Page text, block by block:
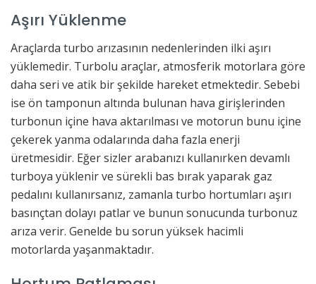
Aşırı Yüklenme
Araçlarda turbo arızasının nedenlerinden ilki aşırı
yüklemedir. Turbolu araçlar, atmosferik motorlara göre
daha seri ve atik bir şekilde hareket etmektedir. Sebebi
ise ön tamponun altında bulunan hava girişlerinden
turbonun içine hava aktarılması ve motorun bunu içine
çekerek yanma odalarında daha fazla enerji
üretmesidir. Eğer sizler arabanızı kullanırken devamlı
turboya yüklenir ve sürekli bas bırak yaparak gaz
pedalını kullanırsanız, zamanla turbo hortumları aşırı
basınçtan dolayı patlar ve bunun sonucunda turbonuz
arıza verir. Genelde bu sorun yüksek hacimli
motorlarda yaşanmaktadır.